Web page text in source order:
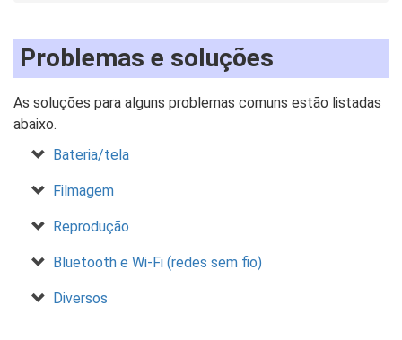
Problemas e soluções
As soluções para alguns problemas comuns estão listadas
abaixo.
Bateria/tela
Filmagem
Reprodução
Bluetooth e Wi‑Fi (redes sem fio)
Diversos